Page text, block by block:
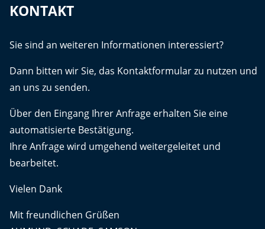
KONTAKT
Sie sind an weiteren Informationen interessiert?
Dann bitten wir Sie, das Kontaktformular zu nutzen und
an uns zu senden.
Über den Eingang Ihrer Anfrage erhalten Sie eine
automatisierte Bestätigung.
Ihre Anfrage wird umgehend weitergeleitet und
bearbeitet.
Vielen Dank
Mit freundlichen Grüßen